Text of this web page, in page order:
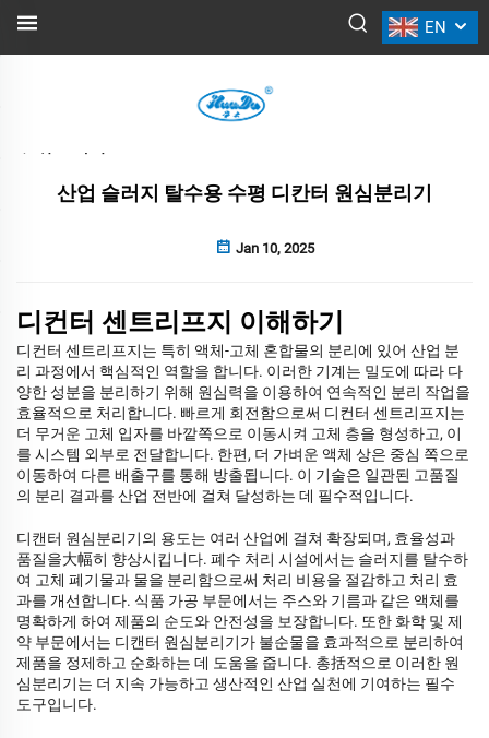
EN
뉴스
산업 슬러지 탈수용 수평 디칸터 원심분리기
Jan 10, 2025
디컨터 센트리프지 이해하기
디컨터 센트리프지는 특히 액체-고체 혼합물의 분리에 있어 산업 분
리 과정에서 핵심적인 역할을 합니다. 이러한 기계는 밀도에 따라 다
양한 성분을 분리하기 위해 원심력을 이용하여 연속적인 분리 작업을
효율적으로 처리합니다. 빠르게 회전함으로써 디컨터 센트리프지는
더 무거운 고체 입자를 바깥쪽으로 이동시켜 고체 층을 형성하고, 이
를 시스템 외부로 전달합니다. 한편, 더 가벼운 액체 상은 중심 쪽으로
이동하여 다른 배출구를 통해 방출됩니다. 이 기술은 일관된 고품질
의 분리 결과를 산업 전반에 걸쳐 달성하는 데 필수적입니다.
디캔터 원심분리기의 용도는 여러 산업에 걸쳐 확장되며, 효율성과
품질을大幅히 향상시킵니다. 폐수 처리 시설에서는 슬러지를 탈수하
여 고체 폐기물과 물을 분리함으로써 처리 비용을 절감하고 처리 효
과를 개선합니다. 식품 가공 부문에서는 주스와 기름과 같은 액체를
명확하게 하여 제품의 순도와 안전성을 보장합니다. 또한 화학 및 제
약 부문에서는 디캔터 원심분리기가 불순물을 효과적으로 분리하여
제품을 정제하고 순화하는 데 도움을 줍니다. 총括적으로 이러한 원
심분리기는 더 지속 가능하고 생산적인 산업 실천에 기여하는 필수
도구입니다.